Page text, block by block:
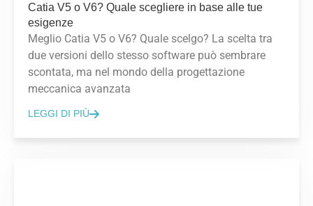
Catia V5 o V6? Quale scegliere in base alle tue
esigenze
Meglio Catia V5 o V6? Quale scelgo? La scelta tra
due versioni dello stesso software può sembrare
scontata, ma nel mondo della progettazione
meccanica avanzata
LEGGI DI PIÙ